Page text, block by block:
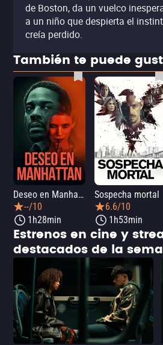
de Boston, da un vuelco
a un niño que despierta el
creía perdido.
También te puede
Deseo en Manhattan
--/10
1h28min
Sospecha mortal
6.6/10
1h53min
Estrenos en cine y
destacados de la